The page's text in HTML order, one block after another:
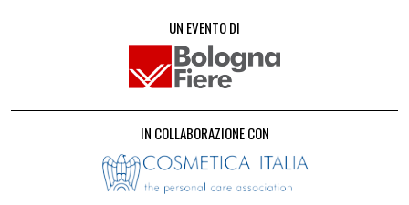
UN EVENTO DI
IN COLLABORAZIONE CON